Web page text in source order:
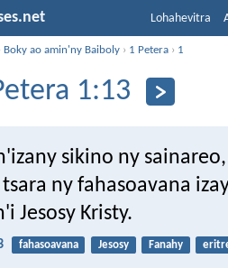
Lohahevitra
Boky ao amin'ny Baiboly › 1 Petera › 1
1:13
sikino ny
ny fahasoavana
Jesosy Kristy.
fahasoavana Jesosy Fanahy